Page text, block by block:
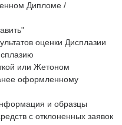
Дипломе /
оценки Дисплазии
или Жетоном
оформленному
и образцы
с отклоненных заявок